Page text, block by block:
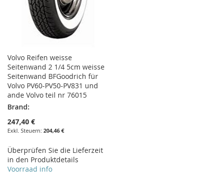
Volvo Reifen weisse
Seitenwand 2 1/4 5cm weisse
Seitenwand BFGoodrich für
Volvo PV60-PV50-PV831 und
ande Volvo teil nr 76015
Brand:
247,40 €
204,46 €
Überprüfen Sie die Lieferzeit
in den Produktdetails
Voorraad info